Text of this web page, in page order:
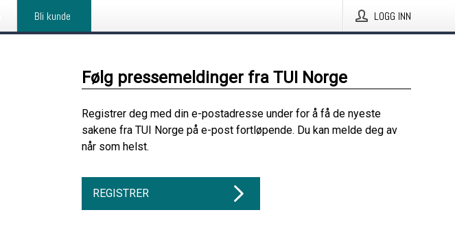
Bli kunde LOGG INN
Følg pressemeldinger fra TUI Norge
Registrer deg med din e-postadresse under for å få de nyeste
sakene fra TUI Norge på e-post fortløpende. Du kan melde deg av
når som helst.
REGISTRER